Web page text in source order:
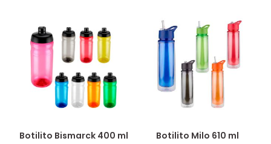
Botilito Bismarck 400 ml
Botilito Milo 610 ml